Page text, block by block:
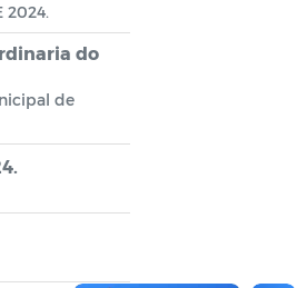
2024.
do
de